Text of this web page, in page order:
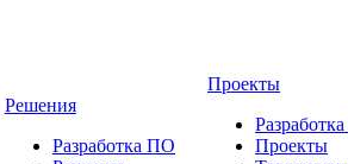
Решения
Разработка ПО
Проекты
Проекты